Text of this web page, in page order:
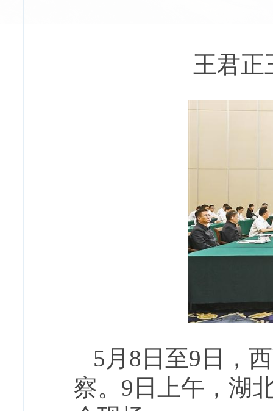
王君正
5月8日至9日，
察。9日上午，湖